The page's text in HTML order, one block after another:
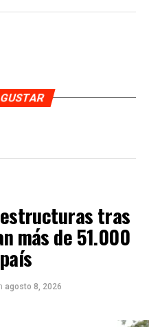
tras
más de 51.000
agosto 8, 2026